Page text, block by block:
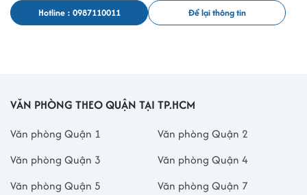
Hotline : 0987110011 Để lại thông tin
VĂN PHÒNG THEO QUẬN TẠI TP.HCM
Văn phòng Quận 1
Văn phòng Quận 2
Văn phòng Quận 3
Văn phòng Quận 4
Văn phòng Quận 5
Văn phòng Quận 7